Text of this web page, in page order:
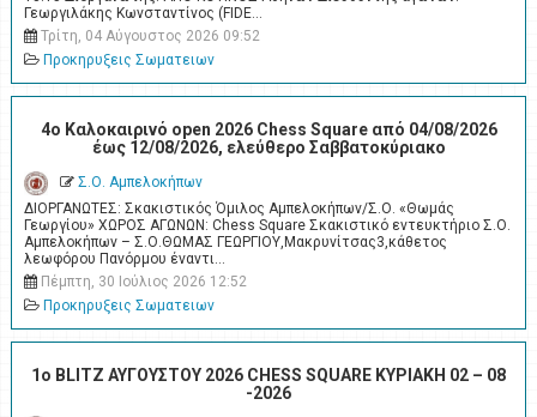
Γεωργιλάκης Κωνσταντίνος (FIDE…
Τρίτη, 04 Αύγουστος 2026 09:52
Προκηρυξεις Σωματειων
4o Καλοκαιρινό open 2026 Chess Square από 04/08/2026
έως 12/08/2026, ελεύθερο Σαββατοκύριακο
Σ.Ο. Αμπελοκήπων
ΔΙΟΡΓΑΝΩΤΕΣ: Σκακιστικός Όμιλος Αμπελοκήπων/Σ.Ο. «Θωμάς
Γεωργίου» ΧΩΡΟΣ ΑΓΩΝΩΝ: Chess Square Σκακιστικό εντευκτήριο Σ.Ο.
Αμπελοκήπων – Σ.Ο.ΘΩΜΑΣ ΓΕΩΡΓΙΟΥ,Μακρυνίτσας3,κάθετος
λεωφόρου Πανόρμου έναντι…
Πέμπτη, 30 Ιούλιος 2026 12:52
Προκηρυξεις Σωματειων
1ο BLITZ ΑΥΓΟΥΣΤΟΥ 2026 CHESS SQUARE ΚΥΡΙΑΚΗ 02 – 08
-2026